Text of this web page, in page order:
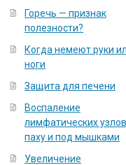
Горечь — признак
полезности?
Когда немеют руки
ноги
Защита для печени
Воспаление
лимфатических
паху и под мышками
Увеличение